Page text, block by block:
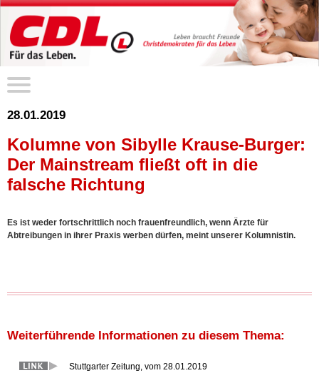
28.01.2019
Kolumne von Sibylle Krause-Burger:
Der Mainstream fließt oft in die
falsche Richtung
Es ist weder fortschrittlich noch frauenfreundlich, wenn Ärzte für
Abtreibungen in ihrer Praxis werben dürfen, meint unserer Kolumnistin.
Weiterführende Informationen zu diesem Thema:
Stuttgarter Zeitung, vom 28.01.2019